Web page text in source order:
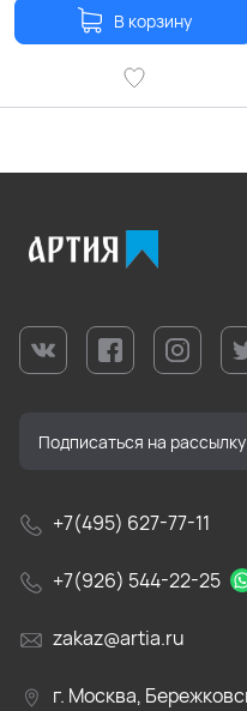
В корзину
+7(495) 627-77-11
+7(926) 544-22-25
zakaz@artia.ru
г. Москва,